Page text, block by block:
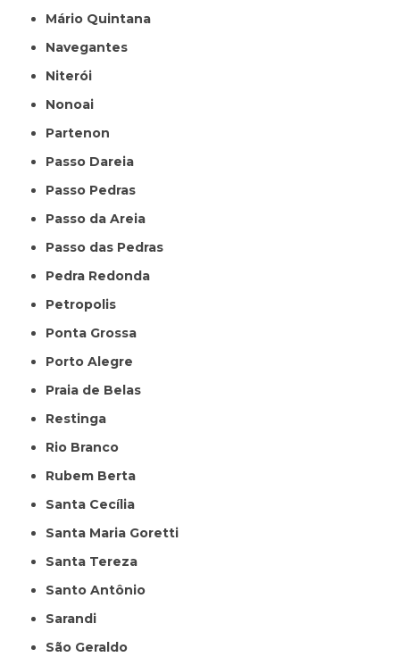
Mário Quintana
Navegantes
Niterói
Nonoai
Partenon
Passo Dareia
Passo Pedras
Passo da Areia
Passo das Pedras
Pedra Redonda
Petropolis
Ponta Grossa
Porto Alegre
Praia de Belas
Restinga
Rio Branco
Rubem Berta
Santa Cecília
Santa Maria Goretti
Santa Tereza
Santo Antônio
Sarandi
São Geraldo